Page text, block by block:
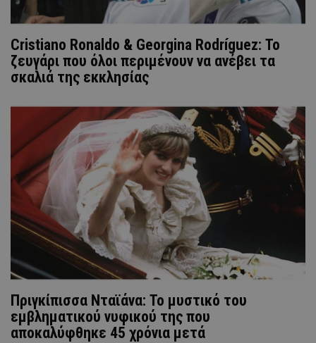
Cristiano Ronaldo & Georgina Rodríguez: Το
ζευγάρι που όλοι περιμένουν να ανέβει τα
σκαλιά της εκκλησίας
Πριγκίπισσα Νταϊάνα: Το μυστικό του
εμβληματικού νυφικού της που
αποκαλύφθηκε 45 χρόνια μετά